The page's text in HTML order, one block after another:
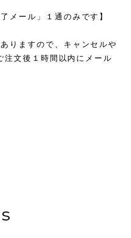
メール」１通のみです】
りますので、キャンセルや
文後１時間以内にメール